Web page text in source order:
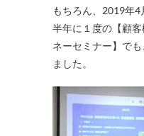
もちろん、2019年4
半年に１度の【顧
ネーセミナー】で
ました。